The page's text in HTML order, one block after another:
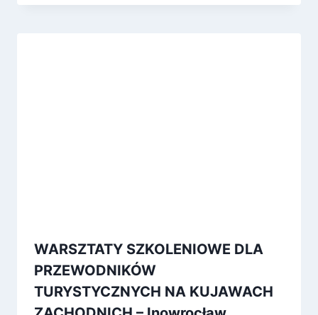
WARSZTATY SZKOLENIOWE DLA
PRZEWODNIKÓW
TURYSTYCZNYCH NA KUJAWACH